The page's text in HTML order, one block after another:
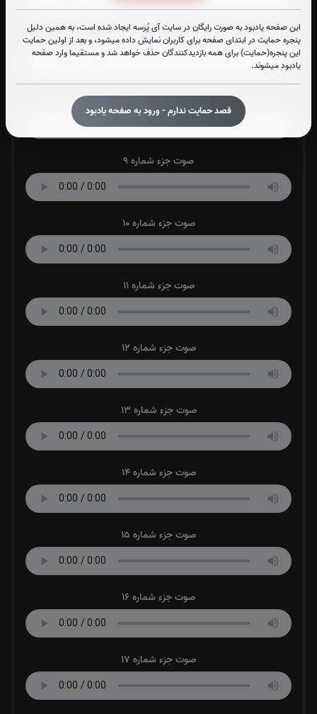
این صفحه یادبود به صورت رایگان در سایت آی پُرسه ایجاد شده است، به همین دلیل
پنجره حمایت در ابتدای صفحه برای کاربران نمایش داده میشود، و بعد از اولین حمایت
این پنجره(حمایت) برای همه بازدیدکنندگان حذف خواهد شد و مستقیما وارد صفحه
یادبود میشوند.
قصد حمایت ندارم - ورود به صفحه یادبود
صوت جزء شماره 7
صوت جزء شماره 8
صوت جزء شماره 9
صوت جزء شماره 10
صوت جزء شماره 11
صوت جزء شماره 12
صوت جزء شماره 13
صوت جزء شماره 14
صوت جزء شماره 15
صوت جزء شماره 16
صوت جزء شماره 17